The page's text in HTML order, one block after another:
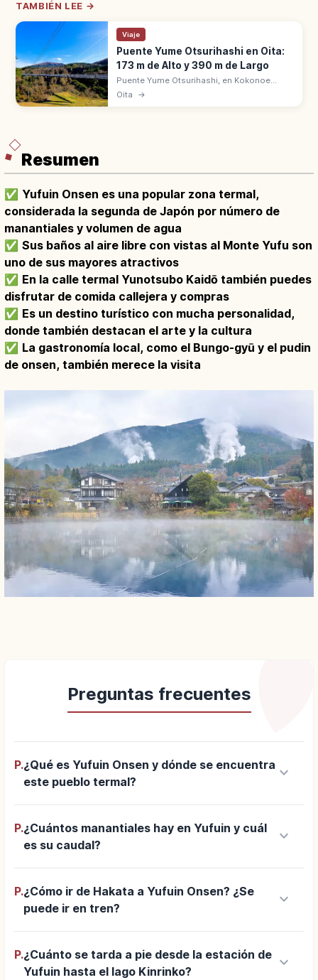
TAMBIÉN LEE →
Viaje
Puente Yume Otsurihashi en Oita:
173 m de Alto y 390 m de Largo
Puente Yume Otsurihashi, en Kokonoe
(Oita), es el puente peatonal de 173 m de
Oita →
Resumen
✅ Yufuin Onsen es una popular zona termal,
considerada la segunda de Japón por número de
manantiales y volumen de agua
✅ Sus baños al aire libre con vistas al Monte Yufu son
uno de sus mayores atractivos
✅ En la calle termal Yunotsubo Kaidō también puedes
disfrutar de comida callejera y compras
✅ Es un destino turístico con mucha personalidad,
donde también destacan el arte y la cultura
✅ La gastronomía local, como el Bungo-gyū y el pudin
de onsen, también merece la visita
Preguntas frecuentes
P.¿Qué es Yufuin Onsen y dónde se encuentra
este pueblo termal?
keyboard_arrow_down
P.¿Cuántos manantiales hay en Yufuin y cuál
es su caudal?
keyboard_arrow_down
P.¿Cómo ir de Hakata a Yufuin Onsen? ¿Se
puede ir en tren?
keyboard_arrow_down
P.¿Cuánto se tarda a pie desde la estación de
Yufuin hasta el lago Kinrinko?
keyboard_arrow_down